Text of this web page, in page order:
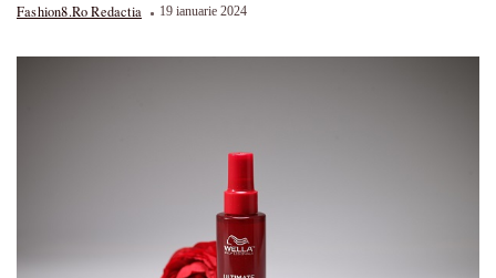
Fashion8.ro Redactia 19 ianuarie 2024